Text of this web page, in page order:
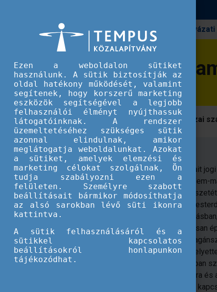
National VET Team szakértők
National VET
Ismerje meg a National VET Team hazai
dr. Fekete Boglárka
Tanulmányait
kereskedelem-
közös
szerzett
párhuzamosan
képzési
igazgató-
Technikumban
folyamatokra
oktatáshoz
Ezen a weboldalon sütiket
használunk. A sütik biztosítják az
oldal hatékony működését, valamint
segítenek, hogy korszerű marketing
eszközök segítségével a legjobb
felhasználói élményt nyújthassuk
látogatóinknak. A rendszer
üzemeltetéséhez szükséges sütik
azonnal elindulnak, amikor
meglátogatja weboldalunkat. Azokat
a sütiket, amelyek elemzési és
marketing célokat szolgálnak, Ön
tudja szabályozni ezen a
felületen. Személyre szabott
beállításait bármikor módosíthatja
az alsó sarokban lévő süti ikonra
kattintva.
A sütik felhasználásáról és a
sütikkel kapcsolatos
beállításokról honlapunkon
tájékozódhat.